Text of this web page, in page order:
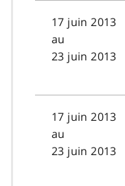
17 juin 2013
au
23 juin 2013
17 juin 2013
au
23 juin 2013